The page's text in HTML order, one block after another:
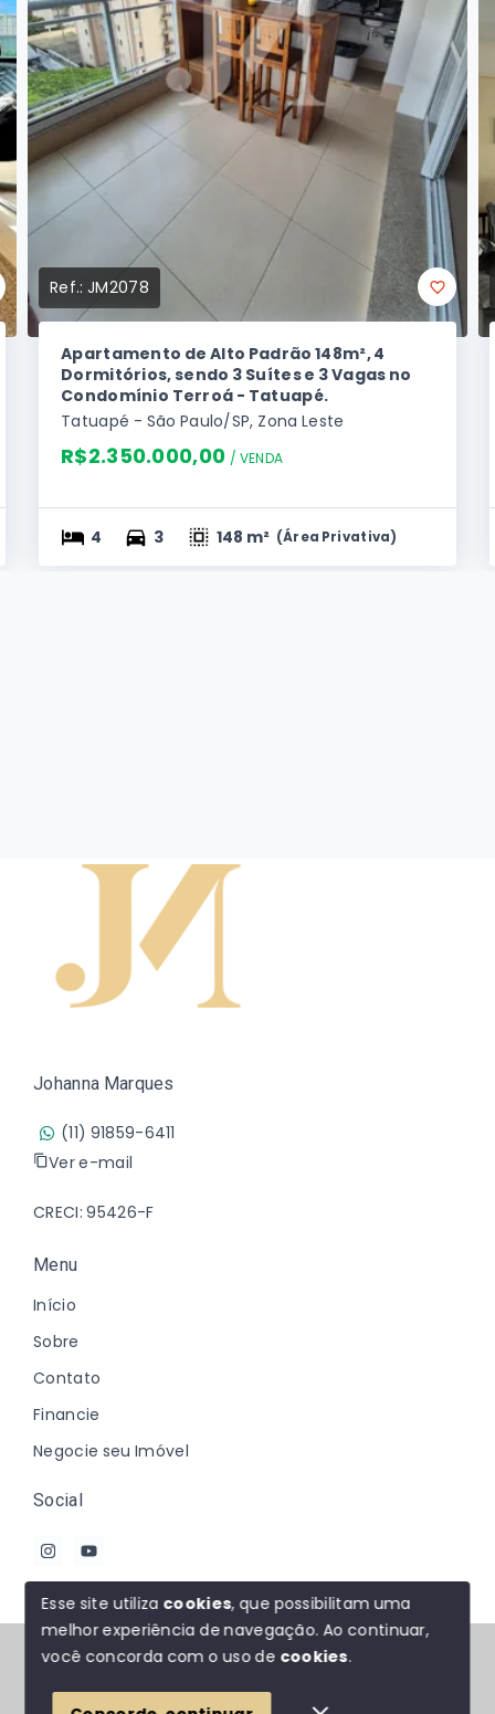
Ref.:JM2078
Apartamento de Alto Padrão 148m², 4
Dormitórios, sendo 3 Suítes e 3 Vagas no
Condomínio Terroá - Tatuapé.
Tatuapé - São Paulo/SP, Zona Leste
R$2.350.000,00 / VENDA
4 3 148 m² (Área Privativa)
Johanna Marques
(11) 91859-6411
Ver e-mail
CRECI: 95426-F
Menu
Início
Sobre
Contato
Financie
Negocie seu Imóvel
Social
© Copyright 2026 - Johanna Marques - Todos os
Esse site utiliza cookies, que possibilitam uma
melhor experiência de navegação.Ao continuar,
você concorda com o uso de cookies.